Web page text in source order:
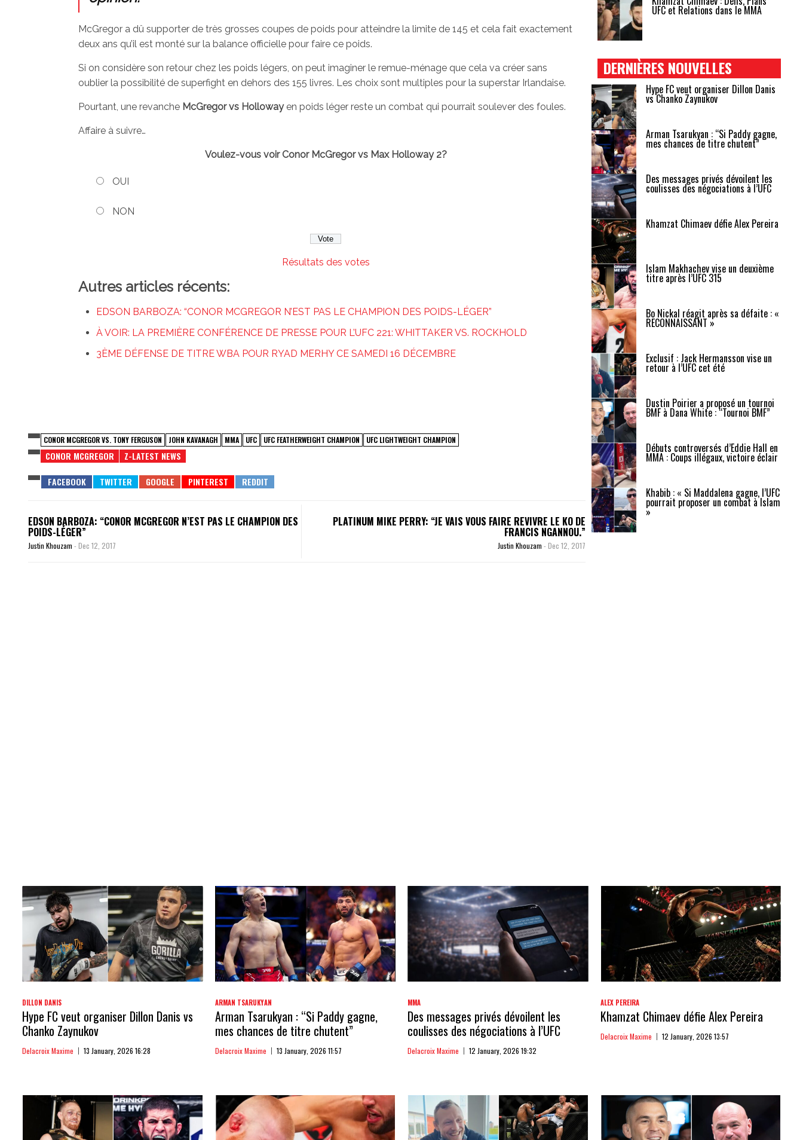
McGregor a dû supporter de très grosses coupes de poids pour atteindre la limite de 145 et cela fait exactement
deux ans qu’il est monté sur la balance officielle pour faire ce poids.
Si on considère son retour chez les poids légers, on peut imaginer le remue-ménage que cela va créer sans
oublier la possibilité de superfight en dehors des 155 livres. Les choix sont multiples pour la superstar Irlandaise.
Pourtant, une revanche McGregor vs Hollowayen poids léger reste un combat qui pourrait soulever des foules.
Affaire à suivre…
Voulez-vous voir Conor McGregor vs Max Holloway 2?
OUI
NON
Résultats des votes
Autres articles récents:
EDSON BARBOZA: “CONOR MCGREGOR N’EST PAS LE CHAMPION DES POIDS-LÉGER”
À VOIR: LA PREMIÈRE CONFÉRENCE DE PRESSE POUR L’UFC 221: WHITTAKER VS. ROCKHOLD
3ÈME DÉFENSE DE TITRE WBA POUR RYAD MERHY CE SAMEDI 16 DÉCEMBRE
CONOR MCGREGOR VS. TONY FERGUSON JOHN KAVANAGH MMA UFC UFC FEATHERWEIGHT CHAMPION UFC LIGHTWEIGHT CHAMPION
CONOR MCGREGOR Z-LATEST NEWS
EDSON BARBOZA: “CONOR MCGREGOR N’EST PAS LE CHAMPION DES
POIDS-LÉGER”
Justin Khouzam - Dec 12, 2017
PLATINUM MIKE PERRY: “JE VAIS VOUS FAIRE REVIVRE LE KO DE
FRANCIS NGANNOU.”
Justin Khouzam - Dec 12, 2017
UFC et Relations dans le MMA
DERNIÈRES NOUVELLES
Hype FC veut organiser Dillon Danis
vs Chanko Zaynukov
Arman Tsarukyan : “Si Paddy gagne,
mes chances de titre chutent”
Des messages privés dévoilent les
coulisses des négociations à l’UFC
Khamzat Chimaev défie Alex Pereira
Islam Makhachev vise un deuxième
titre après l’UFC 315
Bo Nickal réagit après sa défaite : «
RECONNAISSANT »
Exclusif : Jack Hermansson vise un
retour à l’UFC cet été
Dustin Poirier a proposé un tournoi
BMF à Dana White : “Tournoi BMF”
Débuts controversés d’Eddie Hall en
MMA : Coups illégaux, victoire éclair
Khabib : « Si Maddalena gagne, l’UFC
pourrait proposer un combat à Islam
»
DILLON DANIS
Hype FC veut organiser Dillon Danis vs
Chanko Zaynukov
Delacroix Maxime 13 January, 2026 16:28
ARMAN TSARUKYAN
Arman Tsarukyan : “Si Paddy gagne,
mes chances de titre chutent”
Delacroix Maxime 13 January, 2026 11:57
MMA
Des messages privés dévoilent les
coulisses des négociations à l’UFC
Delacroix Maxime 12 January, 2026 19:32
ALEX PEREIRA
Khamzat Chimaev défie Alex Pereira
Delacroix Maxime 12 January, 2026 13:57